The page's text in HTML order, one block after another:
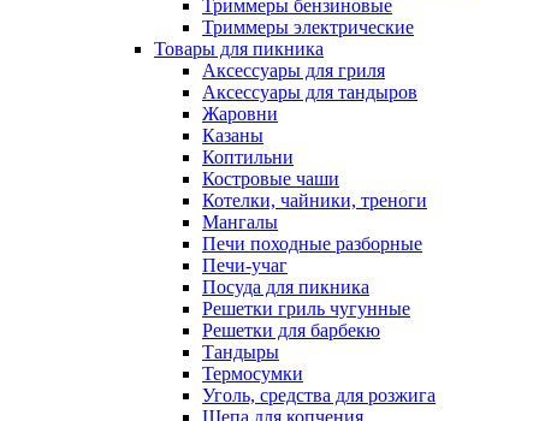
Триммеры бензиновые
Триммеры электрические
Товары для пикника
Аксессуары для гриля
Аксессуары для тандыров
Жаровни
Казаны
Коптильни
Костровые чаши
Котелки, чайники, треноги
Мангалы
Печи походные разборные
Печи-учаг
Посуда для пикника
Решетки гриль чугунные
Решетки для барбекю
Тандыры
Термосумки
Уголь, средства для розжига
Щепа для копчения